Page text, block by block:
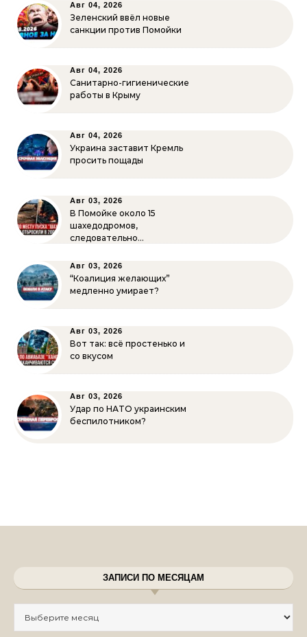
Авг 04, 2026
Зеленский ввёл новые
санкции против Помойки
Авг 04, 2026
Санитарно-гигиенические
работы в Крыму
Авг 04, 2026
Украина заставит Кремль
просить пощады
Авг 03, 2026
В Помойке около 15
шахедодромов,
следовательно…
Авг 03, 2026
“Коалиция желающих”
медленно умирает?
Авг 03, 2026
Вот так: всё простенько и
со вкусом
Авг 03, 2026
Удар по НАТО украинским
беспилотником?
ЗАПИСИ ПО МЕСЯЦАМ